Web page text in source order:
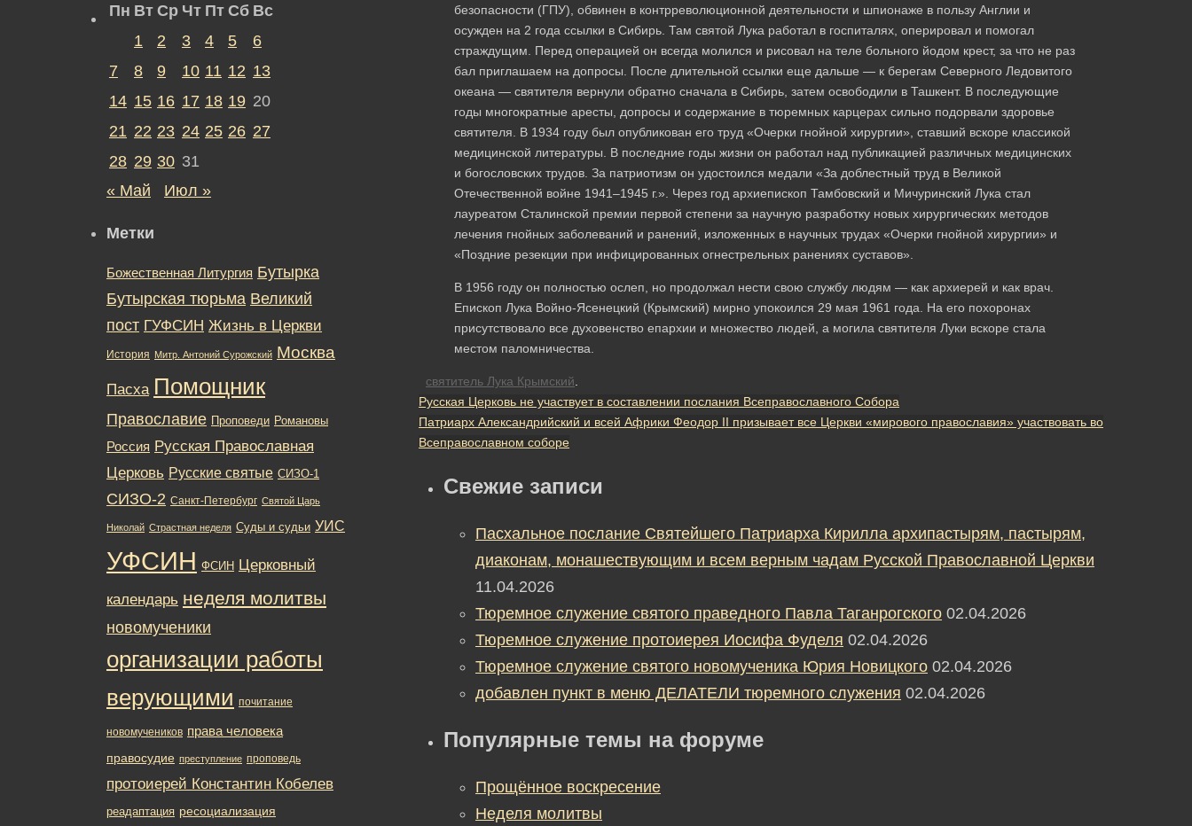
безопасности (ГПУ), обвинен в контрреволюционной деятельности и шпионаже в пользу Англии и
осужден на 2 года ссылки в Сибирь. Там святой Лука работал в госпиталях, оперировал и помогал
страждущим. Перед операцией он всегда молился и рисовал на теле больного йодом крест, за что не раз
бал приглашаем на допросы. После длительной ссылки еще дальше — к берегам Северного Ледовитого
океана — святителя вернули обратно сначала в Сибирь, затем освободили в Ташкент. В последующие
годы многократные аресты, допросы и содержание в тюремных карцерах сильно подорвали здоровье
святителя. В 1934 году был опубликован его труд «Очерки гнойной хирургии», ставший вскоре классикой
медицинской литературы. В последние годы жизни он работал над публикацией различных медицинских
и богословских трудов. За патриотизм он удостоился медали «За доблестный труд в Великой
Отечественной войне 1941–1945 г.». Через год архиепископ Тамбовский и Мичуринский Лука стал
лауреатом Сталинской премии первой степени за научную разработку новых хирургических методов
лечения гнойных заболеваний и ранений, изложенных в научных трудах «Очерки гнойной хирургии» и
«Поздние резекции при инфицированных огнестрельных ранениях суставов».
В 1956 году он полностью ослеп, но продолжал нести свою службу людям — как архиерей и как врач.
Епископ Лука Войно-Ясенецкий (Крымский) мирно упокоился 29 мая 1961 года. На его похоронах
присутствовало все духовенство епархии и множество людей, а могила святителя Луки вскоре стала
местом паломничества.
святитель Лука Крымский
Русская Церковь не участвует в составлении послания Всеправославного Собора
Патриарх Александрийский и всей Африки Феодор II призывает все Церкви «мирового православия» участвовать во
Всеправославном соборе
Свежие записи
Пасхальное послание Святейшего Патриарха Кирилла архипастырям, пастырям,
диаконам, монашествующим и всем верным чадам Русской Православной Церкви
11.04.2026
Тюремное служение святого праведного Павла Таганрогского 02.04.2026
Тюремное служение протоиерея Иосифа Фуделя 02.04.2026
Тюремное служение святого новомученика Юрия Новицкого 02.04.2026
добавлен пункт в меню ДЕЛАТЕЛИ тюремного служения 02.04.2026
Популярные темы на форуме
Прощённое воскресение
Неделя молитвы
Пн Вт Ср Чт Пт Сб Вс
1
2 3 4 5
6
7
8 9 10 11 12 13
14 15 16 17 18 19 20
21 22 23 24 25 26 27
28 29 30 31
« Май
Июл »
Метки
Божественная Литургия Бутырка
Бутырская тюрьма Великий
пост ГУФСИН Жизнь в Церкви
История Митр. Антоний Сурожский Москва
Пасха Помощник
Православие Проповеди Романовы
Россия Русская Православная
Церковь Русские святые СИЗО-1
СИЗО-2 Санкт-Петербург Святой Царь
Николай Страстная неделя Суды и судьи УИС
УФСИН ФСИН Церковный
календарь неделя молитвы
новомученики
организации работы
верующими почитание
новомучеников права человека
правосудие преступление проповедь
протоиерей Константин Кобелев
реадаптация ресоциализация